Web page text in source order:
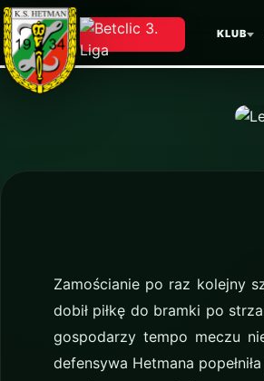
KLUB
Zamościanie po raz kolejny
dobił piłkę do bramki po
gospodarzy tempo meczu
defensywa Hetmana